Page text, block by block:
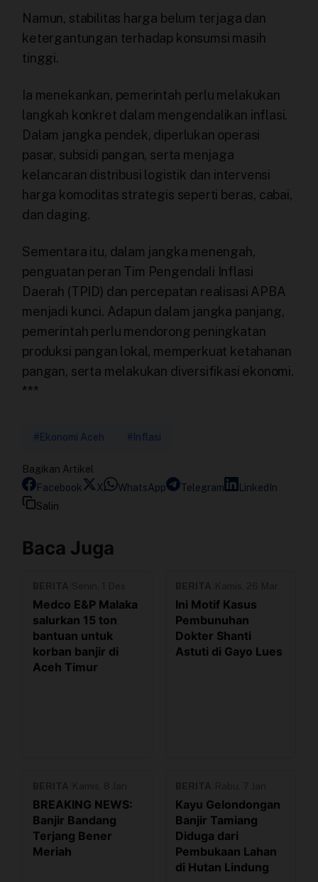
Namun, stabilitas harga belum terjaga dan
ketergantungan terhadap konsumsi masih
tinggi.
Ia menekankan, pemerintah perlu melakukan
langkah konkret dalam mengendalikan inflasi.
Dalam jangka pendek, diperlukan operasi
pasar, subsidi pangan, serta menjaga
kelancaran distribusi logistik dan intervensi
harga komoditas strategis seperti beras, cabai,
dan daging.
Sementara itu, dalam jangka menengah,
penguatan peran Tim Pengendali Inflasi
Daerah (TPID) dan percepatan realisasi APBA
menjadi kunci. Adapun dalam jangka panjang,
pemerintah perlu mendorong peningkatan
produksi pangan lokal, memperkuat ketahanan
pangan, serta melakukan diversifikasi ekonomi.
***
#Ekonomi Aceh #Inflasi
Bagikan Artikel
Facebook
X WhatsApp Telegram
LinkedIn
Salin
Baca Juga
Medco E&P Malaka
salurkan 15 ton
bantuan untuk
korban banjir di
Aceh Timur
Ini Motif Kasus
Pembunuhan
Dokter Shanti
Astuti di Gayo Lues
BREAKING NEWS:
Banjir Bandang
Terjang Bener
Meriah
Kayu Gelondongan
Banjir Tamiang
Diduga dari
Pembukaan Lahan
di Hutan Lindung